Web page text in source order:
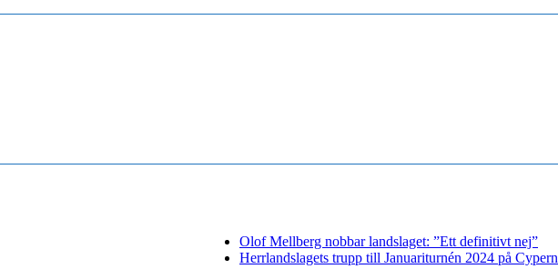
Olof Mellberg nobbar landslaget: ”Ett definitivt nej”
Herrlandslagets trupp till Januariturnén 2024 på Cypern